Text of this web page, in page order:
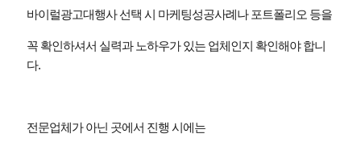
바이럴광고대행사 선택 시 마케팅성공사례나 포트폴리오 등을
꼭 확인하셔서 실력과 노하우가 있는 업체인지 확인해야 합니
다.
전문업체가 아닌 곳에서 진행 시에는